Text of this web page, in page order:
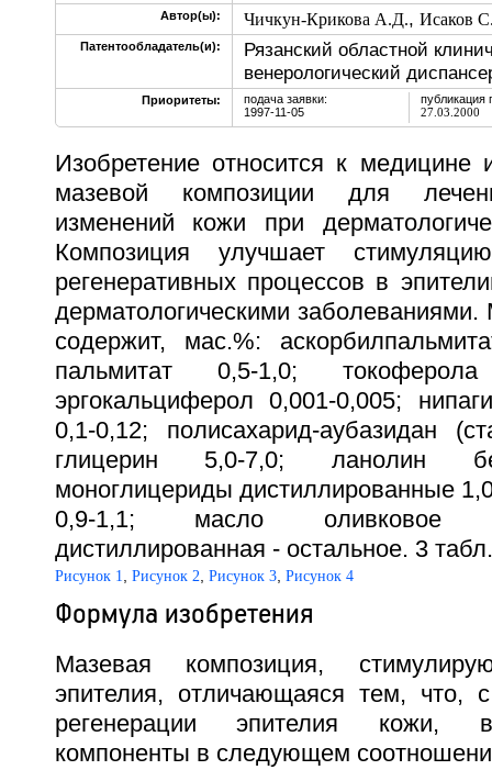
Автор(ы): Чичкун-Крикова А.Д., Исаков
Патентообладатель(и):
Рязанский областной
венерологический
Приоритеты:
подача заявки:
1997-11-05
публикация
27.03.2000
Изобретение относится к медицине
мазевой композиции для
изменений кожи при
Композиция улучшает
регенеративных процессов в
дерматологическими
содержит, мас.%:
пальмитат 0,5-1,0;
эргокальциферол 0,001-0,005;
0,1-0,12; полисахарид-аубазидан
глицерин 5,0-7,0; ланолин
моноглицериды дистиллированные
0,9-1,1; масло оливковое
дистиллированная - остальное. 3 табл.
Рисунок 1 Рисунок 2 Рисунок 3, Рисунок 4
Формула изобретения
Мазевая композиция,
эпителия, отличающаяся тем, что,
регенерации эпителия кожи,
компоненты в следующем